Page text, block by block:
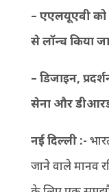
– एएलयूएवी को
से लॉन्च किया
– डिजाइन,
सेना और
नई दिल्ली :-
जाने वाले मानव